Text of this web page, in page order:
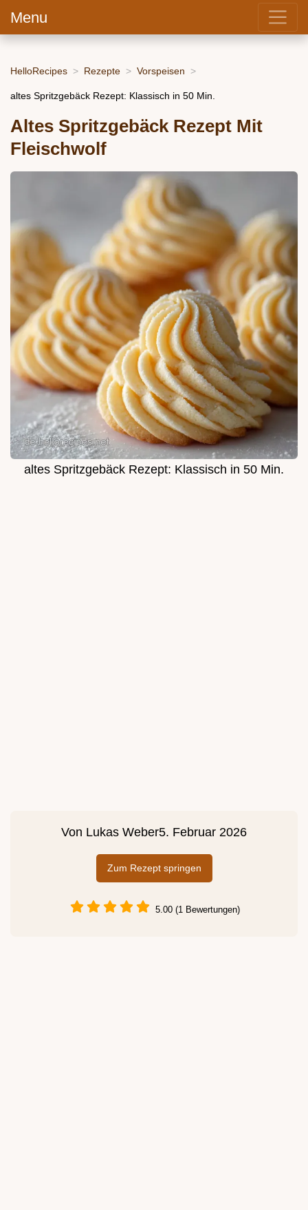
Menu
HelloRecipes Rezepte Vorspeisen
altes Spritzgebäck Rezept: Klassisch in 50 Min.
Altes Spritzgebäck Rezept Mit
Fleischwolf
altes Spritzgebäck Rezept: Klassisch in 50 Min.
Von Lukas Weber5. Februar 2026
Zum Rezept springen
5.00 (1 Bewertungen)